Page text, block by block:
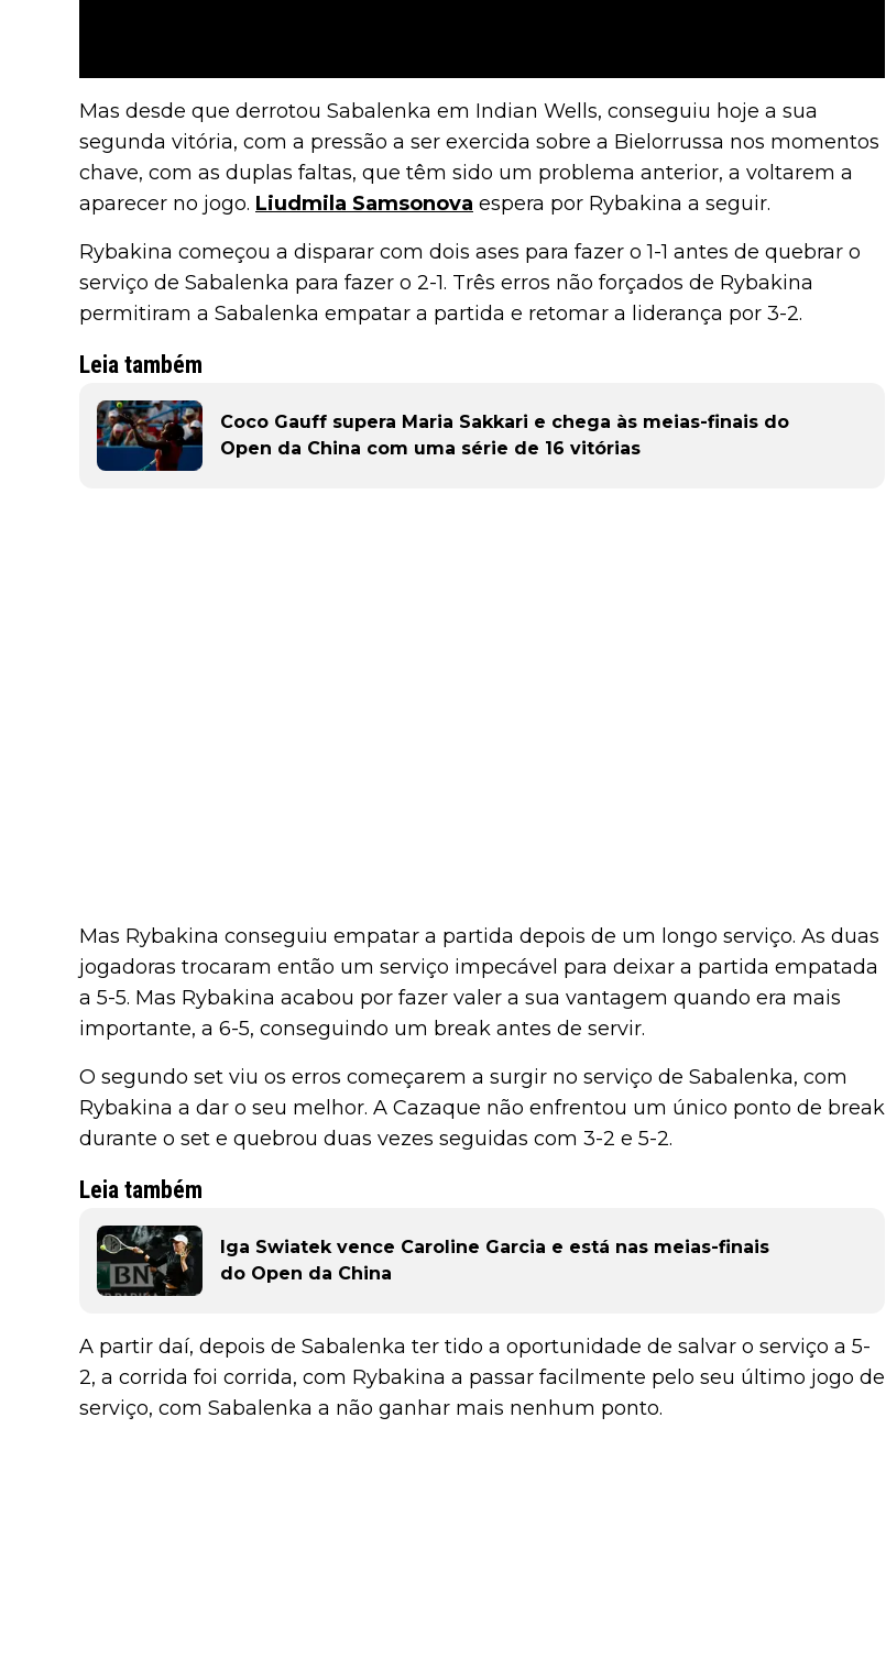
Mas desde que derrotou Sabalenka em Indian Wells, conseguiu hoje a sua
segunda vitória, com a pressão a ser exercida sobre a Bielorrussa nos momentos
chave, com as duplas faltas, que têm sido um problema anterior, a voltarem a
aparecer no jogo. Liudmila Samsonova espera por Rybakina a seguir.
Rybakina começou a disparar com dois ases para fazer o 1-1 antes de quebrar o
serviço de Sabalenka para fazer o 2-1. Três erros não forçados de Rybakina
permitiram a Sabalenka empatar a partida e retomar a liderança por 3-2.
Leia também
Coco Gauff supera Maria Sakkari e chega às meias-finais do
Open da China com uma série de 16 vitórias
Mas Rybakina conseguiu empatar a partida depois de um longo serviço. As duas
jogadoras trocaram então um serviço impecável para deixar a partida empatada
a 5-5. Mas Rybakina acabou por fazer valer a sua vantagem quando era mais
importante, a 6-5, conseguindo um break antes de servir.
O segundo set viu os erros começarem a surgir no serviço de Sabalenka, com
Rybakina a dar o seu melhor. A Cazaque não enfrentou um único ponto de break
durante o set e quebrou duas vezes seguidas com 3-2 e 5-2.
Leia também
Iga Swiatek vence Caroline Garcia e está nas meias-finais
do Open da China
A partir daí, depois de Sabalenka ter tido a oportunidade de salvar o serviço a 5-
2, a corrida foi corrida, com Rybakina a passar facilmente pelo seu último jogo de
serviço, com Sabalenka a não ganhar mais nenhum ponto.